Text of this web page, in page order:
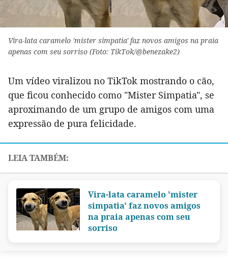
Vira-lata caramelo 'mister simpatia' faz novos amigos na praia
apenas com seu sorriso (Foto: TikTok/@benezake2)
Um vídeo viralizou no TikTok mostrando o cão,
que ficou conhecido como "Mister Simpatia", se
aproximando de um grupo de amigos com uma
expressão de pura felicidade.
Vira-lata caramelo 'mister
simpatia' faz novos amigos
na praia apenas com seu
sorriso